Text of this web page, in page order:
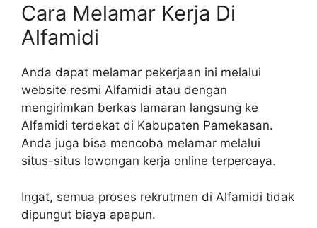
Cara Melamar Kerja Di
Alfamidi
Anda dapat melamar pekerjaan ini melalui
website resmi Alfamidi atau dengan
mengirimkan berkas lamaran langsung ke
Alfamidi terdekat di Kabupaten Pamekasan.
Anda juga bisa mencoba melamar melalui
situs-situs lowongan kerja online terpercaya.
Ingat, semua proses rekrutmen di Alfamidi tidak
dipungut biaya apapun.